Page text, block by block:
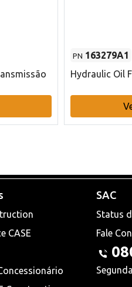
PN 163279A1
Hydraulic Oil
CASE
SAC
Status
Fale